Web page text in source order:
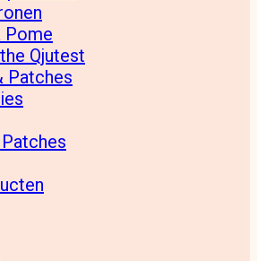
Pome
Qjutest
Patches